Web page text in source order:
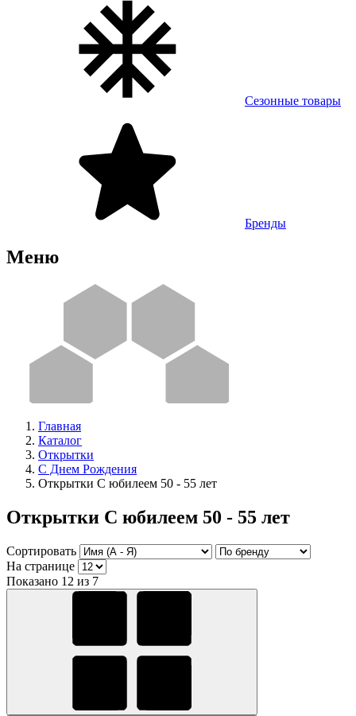
Сезонные товары
Бренды
Меню
Главная
Каталог
Открытки
С Днем Рождения
Открытки С юбилеем 50 - 55 лет
Открытки С юбилеем 50 - 55 лет
Сортировать
На странице
Показано 12 из 7